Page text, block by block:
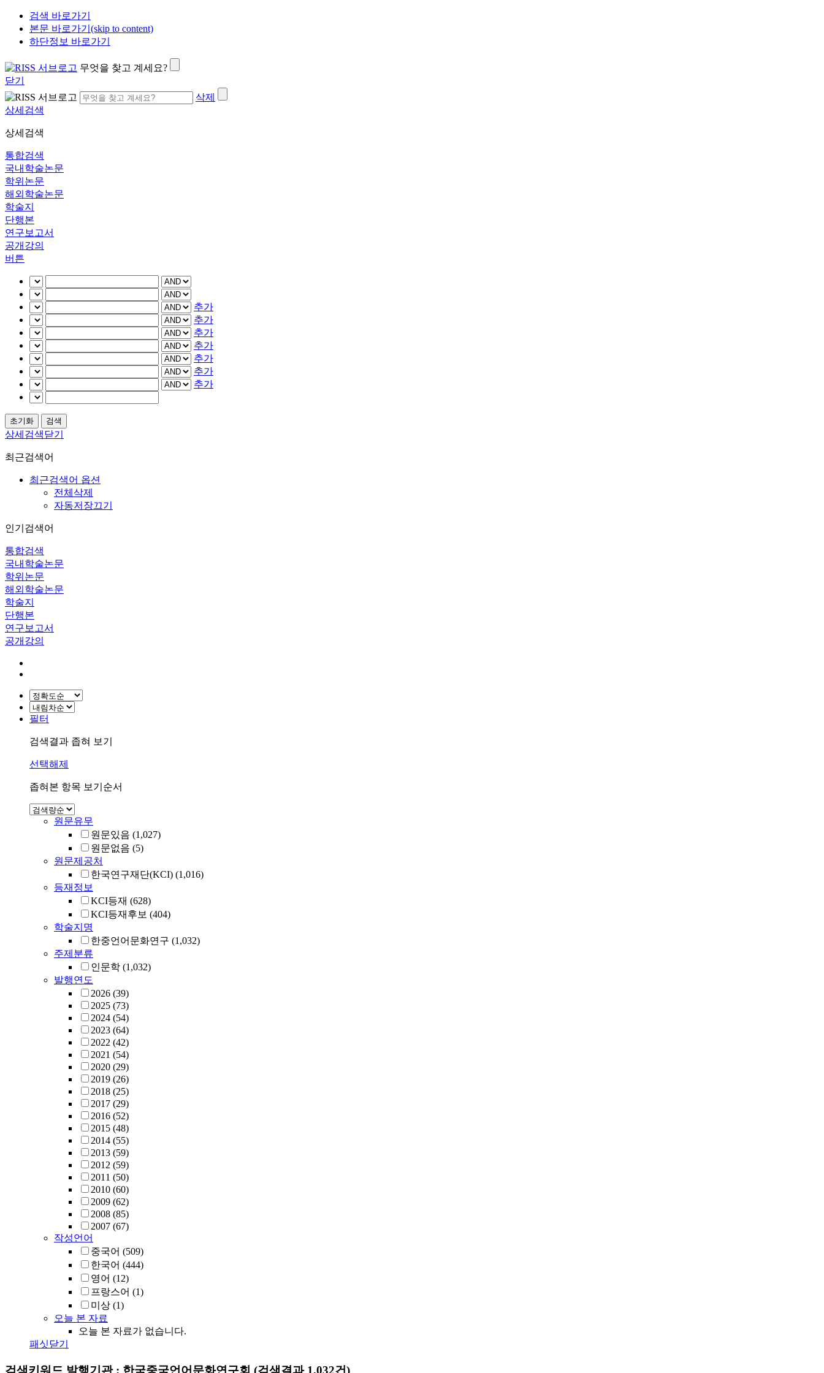
검색 바로가기
본문 바로가기(skip to content)
하단정보 바로가기
무엇을 찾고 계세요?
닫기
삭제
상세검색
상세검색
통합검색
국내학술논문
학위논문
해외학술논문
학술지
단행본
연구보고서
공개강의
버튼
추가
추가
추가
추가
추가
추가
추가
상세검색닫기
최근검색어
최근검색어 옵션
전체삭제
자동저장끄기
인기검색어
통합검색
국내학술논문
학위논문
해외학술논문
학술지
단행본
연구보고서
공개강의
필터
검색결과 좁혀 보기
선택해제
좁혀본 항목 보기순서
원문유무
원문있음 (1,027)
원문없음 (5)
원문제공처
한국연구재단(KCI) (1,016)
등재정보
KCI등재 (628)
KCI등재후보 (404)
학술지명
한중언어문화연구 (1,032)
주제분류
인문학 (1,032)
발행연도
2026 (39)
2025 (73)
2024 (54)
2023 (64)
2022 (42)
2021 (54)
2020 (29)
2019 (26)
2018 (25)
2017 (29)
2016 (52)
2015 (48)
2014 (55)
2013 (59)
2012 (59)
2011 (50)
2010 (60)
2009 (62)
2008 (85)
2007 (67)
작성언어
중국어 (509)
한국어 (444)
영어 (12)
프랑스어 (1)
미상 (1)
오늘 본 자료
오늘 본 자료가 없습니다.
패싯닫기
검색키워드 발행기관 : 한국중국언어문화연구회 (검색결과 1,032건)